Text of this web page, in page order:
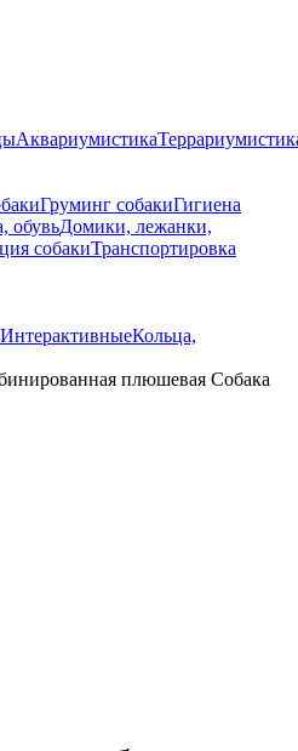
Аквариумистика
Груминг собакиГигиена
обувьДомики, лежанки,
собакиТранспортировка
ИнтерактивныеКольца,
плюшевая Собака